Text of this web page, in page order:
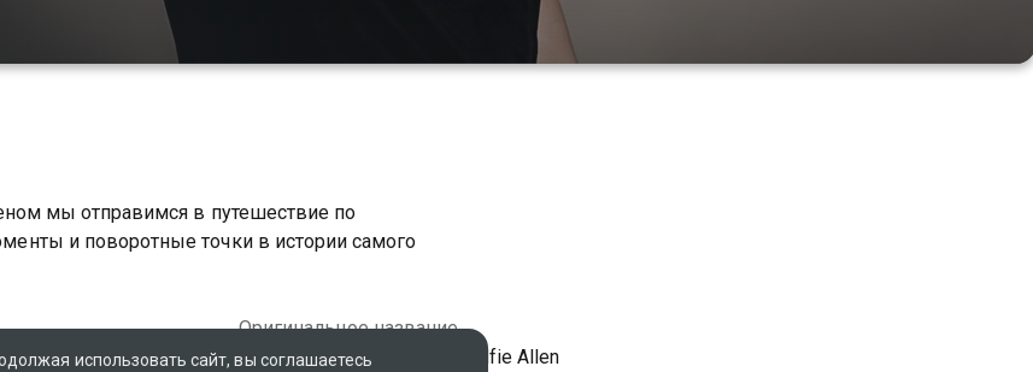
мы отправимся в путешествие по
и поворотные точки в истории самого
Оригинальное название
Football: A Brief History by Alfie Allen
использовать сайт, вы соглашаетесь